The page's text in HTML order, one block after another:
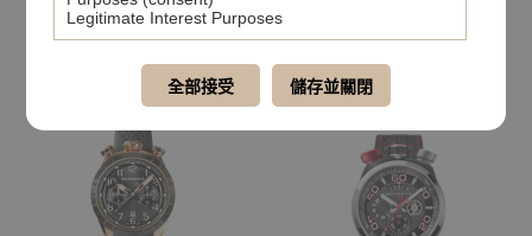
BOLT- 68系列 全鋼藍面XL復
BB-68系列 黑色綠面計時碼錶
Legitimate Interest Purposes
全部接受 儲存並關閉